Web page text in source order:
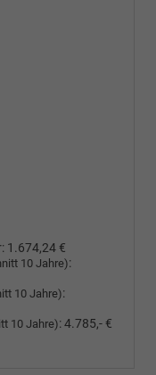
1.674,24 €
10 Jahre):
10 Jahre):
10 Jahre):4.785,- €